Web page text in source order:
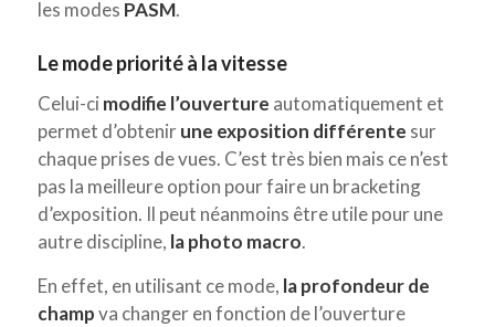
les modes PASM.
Le mode priorité à la vitesse
Celui-ci modifie l’ouverture automatiquement et
permet d’obtenirune exposition différente sur
chaque prises de vues. C’est très bien mais ce n’est
pas la meilleure option pour faire un bracketing
d’exposition. Il peut néanmoins être utile pour une
autre discipline, la photo macro.
En effet, en utilisant ce mode, la profondeur de
champva changer en fonction de l’ouverture